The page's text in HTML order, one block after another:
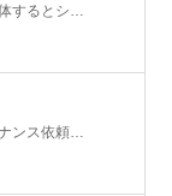
するとシ…
ンス依頼…